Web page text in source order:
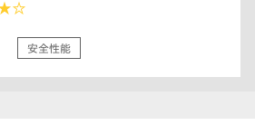
安全性能